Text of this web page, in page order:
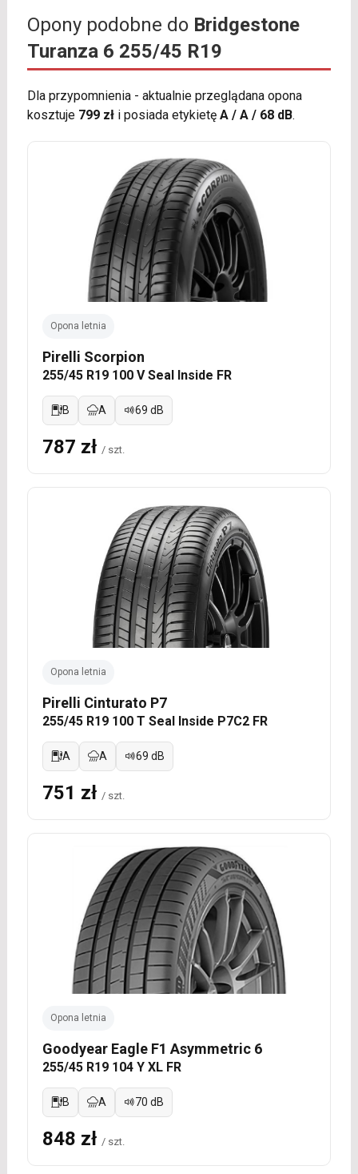
Opony podobne do Bridgestone
Turanza 6 255/45 R19
Dla przypomnienia - aktualnie przeglądana opona
kosztuje 799 złi posiada etykietę A / A / 68 dB.
Opona letnia
Pirelli Scorpion
255/45 R19 100 V Seal Inside FR
B A 69 dB
787 zł / szt.
Opona letnia
Pirelli Cinturato P7
255/45 R19 100 T Seal Inside P7C2 FR
A A 69 dB
751 zł / szt.
Opona letnia
Goodyear Eagle F1 Asymmetric 6
255/45 R19 104 Y XL FR
B A 70 dB
848 zł / szt.